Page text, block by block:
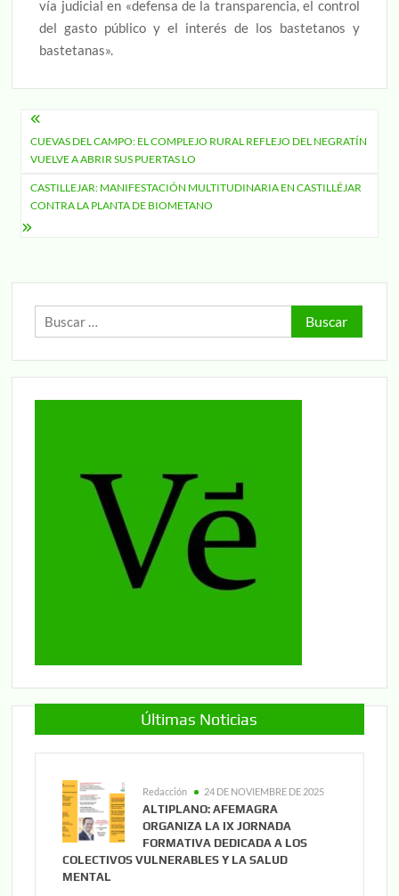
vía judicial en «defensa de la transparencia, el control
del gasto público y el interés de los bastetanos y
bastetanas».
Navegación
de
entradas
CUEVAS DEL CAMPO: EL COMPLEJO RURAL REFLEJO DEL NEGRATÍN
VUELVE A ABRIR SUS PUERTAS LO
CASTILLEJAR: MANIFESTACIÓN MULTITUDINARIA EN CASTILLÉJAR
CONTRA LA PLANTA DE BIOMETANO
Buscar:
Últimas Noticias
Redacción 24 DE NOVIEMBRE DE 2025
ALTIPLANO: AFEMAGRA
ORGANIZA LA IX JORNADA
FORMATIVA DEDICADA A LOS
COLECTIVOS VULNERABLES Y LA SALUD
MENTAL